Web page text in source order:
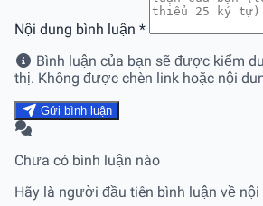
Nội dung bình luận *
Bình luận của bạn sẽ được kiểm
thị. Không được chèn link hoặc nội
Gửi bình luận
Chưa có bình luận nào
Hãy là người đầu tiên bình luận về nội